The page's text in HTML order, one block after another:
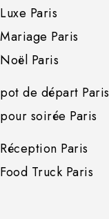
Paris
Paris
Paris
de départ Paris
soirée Paris
Paris
Truck Paris